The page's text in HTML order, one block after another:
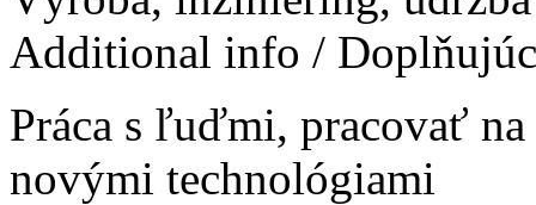
Additional info /
Práca s ľuďmi, pracovať
novými technológiami